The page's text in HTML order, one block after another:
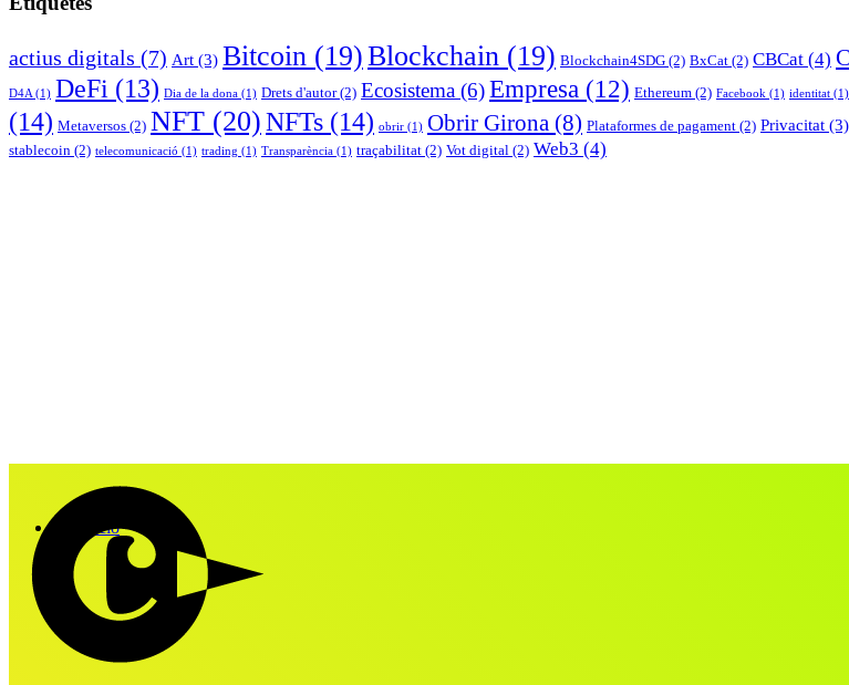
Formació
actius digitals (7) Art (3) Bitcoin (19)Blockchain (19) Blockchain4SDG (2) BxCat (2) CBCat (4)
D4A (1) DeFi (13) Dia de la dona (1) Drets d'autor(2) Ecosistema (6)Empresa (12) Ethereum (2) Facebook (1) identitat (1)
(14) Metaversos (2) NFT (20)NFTs (14) obrir (1) Obrir Girona (8) Plataformes de pagament (2) Privacitat (3)
stablecoin (2) telecomunicació (1) trading (1) Transparència (1) traçabilitat (2) Vot digital (2) Web3 (4)